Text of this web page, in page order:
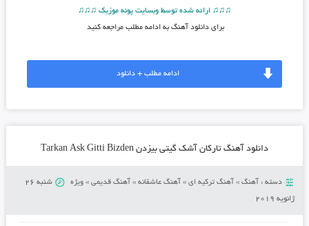
♫♫♫ ارائه شده توسط وبسایت پونه موزیک ♫♫♫
برای دانلود آهنگ به ادامه مطلب مراجعه کنید
ادامه مطلب + دانلود
دانلود آهنگ تارکان آشک گیتی بیزدن Tarkan Ask Gitti Bizden
دسته : آهنگ» آهنگ ترکیه ای» آهنگ عاشقانه» آهنگ قدیمی» ویژه
شنبه 26
ژانویه 2019